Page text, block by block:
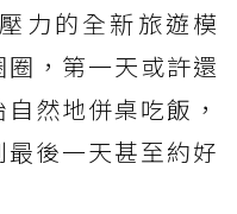
力的全新旅遊模
，第一天或許還
然地併桌吃飯，
後一天甚至約好